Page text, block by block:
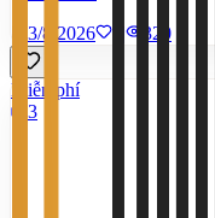
3/8/2026
320
Miễn phí
3